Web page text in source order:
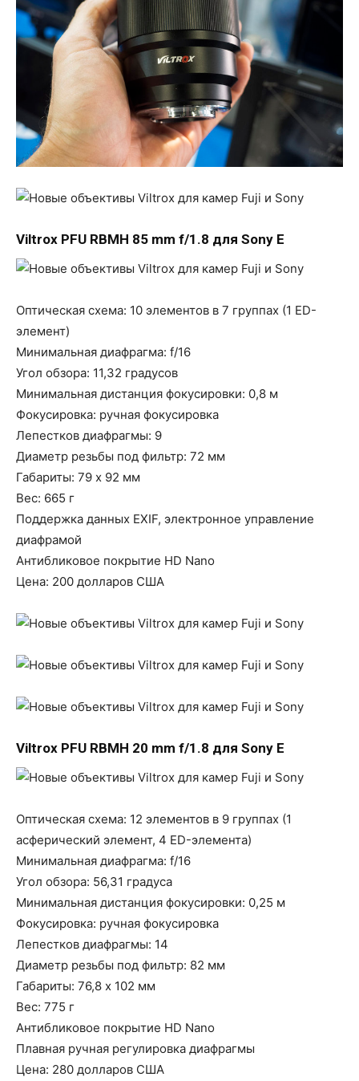
Viltrox PFU RBMH 85 mm f/1.8 для Sony E
Оптическая схема: 10 элементов в 7 группах (1 ED-
элемент)
Минимальная диафрагма: f/16
Угол обзора: 11,32 градусов
Минимальная дистанция фокусировки: 0,8 м
Фокусировка: ручная фокусировка
Лепестков диафрагмы: 9
Диаметр резьбы под фильтр: 72 мм
Габариты: 79 x 92 мм
Вес: 665 г
Поддержка данных EXIF, электронное управление
диафрамой
Антибликовое покрытие HD Nano
Цена: 200 долларов США
Viltrox PFU RBMH 20 mm f/1.8 для Sony E
Оптическая схема: 12 элементов в 9 группах (1
асферический элемент, 4 ED-элемента)
Минимальная диафрагма: f/16
Угол обзора: 56,31 градуса
Минимальная дистанция фокусировки: 0,25 м
Фокусировка: ручная фокусировка
Лепестков диафрагмы: 14
Диаметр резьбы под фильтр: 82 мм
Габариты: 76,8 x 102 мм
Вес: 775 г
Антибликовое покрытие HD Nano
Плавная ручная регулировка диафрагмы
Цена: 280 долларов США